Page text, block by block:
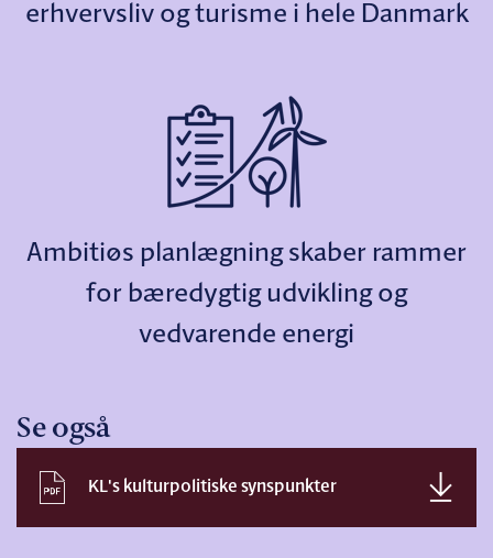
erhvervsliv og turisme i hele Danmark
Ambitiøs planlægning skaber rammer
for bæredygtig udvikling og
vedvarende energi
Se også
KL's kulturpolitiske synspunkter